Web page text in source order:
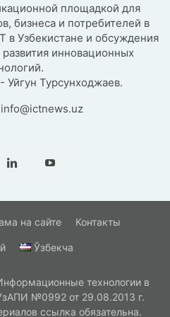
площадкой для
бизнеса и потребителей в
в Узбекистане и обсуждения
инновационных
Уйгун Турсунходжаев.
info@ictnews.uz
на сайте Контакты
Ўзбекча
технологии в
№0992 от 29.08.2013 г.
ссылка обязательна.